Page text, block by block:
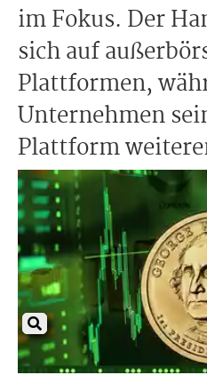
im Fokus. Der
sich auf
Plattformen,
Unternehmen
Plattform